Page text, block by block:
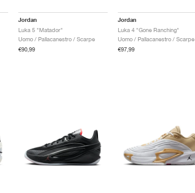
Jordan
Luka 5 "Matador"
Uomo / Pallacanestro / Scarpe
€90,99
Jordan
Luka 4 "Gone Ranching"
Uomo / Pallacanestro / Scarpe
€97,99